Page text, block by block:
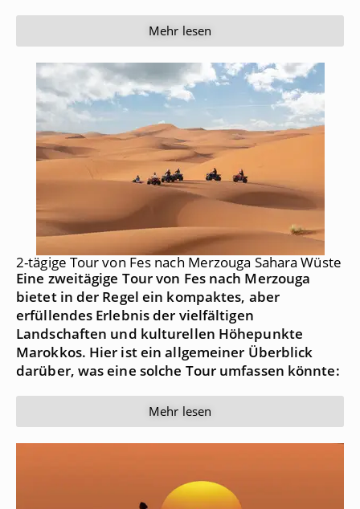
Mehr lesen
2-tägige Tour von Fes nach Merzouga Sahara Wüste
Eine zweitägige Tour von Fes nach Merzouga
bietet in der Regel ein kompaktes, aber
erfüllendes Erlebnis der vielfältigen
Landschaften und kulturellen Höhepunkte
Marokkos. Hier ist ein allgemeiner Überblick
darüber, was eine solche Tour umfassen könnte:
Mehr lesen